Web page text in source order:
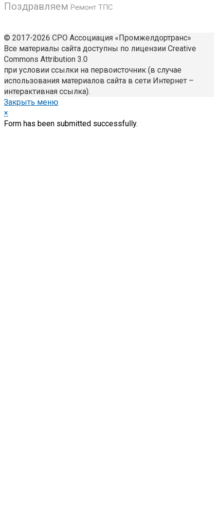
Поздравляем Ремонт ТПС
© 2017-2026 СРО Ассоциация «Промжелдортранс»
Все материалы сайта доступны по лицензии Creative
Commons Attribution 3.0
при условии ссылки на первоисточник (в случае
использования материалов сайта в сети Интернет –
интерактивная ссылка).
Закрыть меню
×
Form has been submitted successfully.